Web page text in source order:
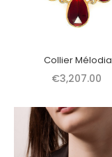
Collier Mélodia
€3,207.00